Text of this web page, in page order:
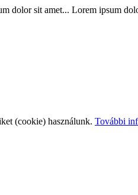
dolor sit amet... Lorem ipsum
(cookie) használunk. További